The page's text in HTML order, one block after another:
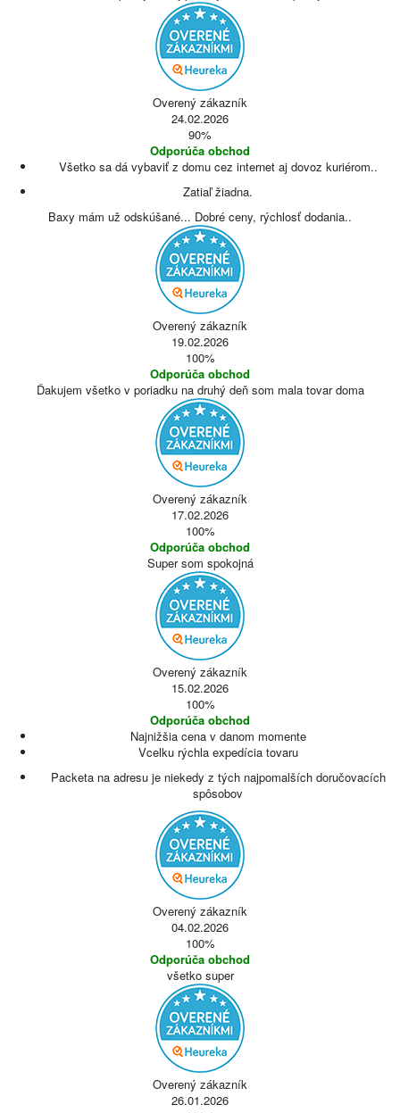
Overený zákazník
24.02.2026
90%
Odporúča obchod
Všetko sa dá vybaviť z domu cez internet aj dovoz kuriérom..
Zatiaľ žiadna.
Baxy mám už odskúšané... Dobré ceny, rýchlosť dodania..
Overený zákazník
19.02.2026
100%
Odporúča obchod
Ďakujem všetko v poriadku na druhý deň som mala tovar doma
Overený zákazník
17.02.2026
100%
Odporúča obchod
Super som spokojná
Overený zákazník
15.02.2026
100%
Odporúča obchod
Najnižšia cena v danom momente
Vcelku rýchla expedícia tovaru
Packeta na adresu je niekedy z tých najpomalších doručovacích
spôsobov
Overený zákazník
04.02.2026
100%
Odporúča obchod
všetko super
Overený zákazník
26.01.2026